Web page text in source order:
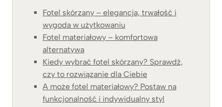
Fotel skórzany – elegancja, trwałość i
wygoda w użytkowaniu
Fotel materiałowy – komfortowa
alternatywa
Kiedy wybrać fotel skórzany? Sprawdź,
czy to rozwiązanie dla Ciebie
A może fotel materiałowy? Postaw na
funkcjonalność i indywidualny styl